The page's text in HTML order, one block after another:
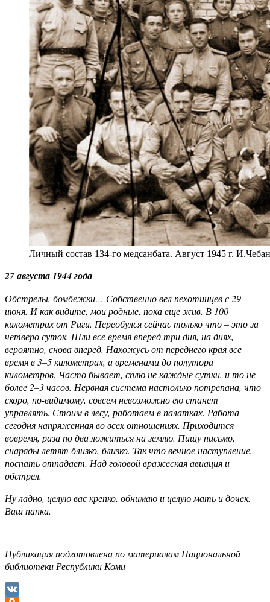
Личный состав 134-го медсанбата. Август 1945 г.
27 августа 1944 года
Обстрелы, бомбежки… Собственно вел пехотинцев с 29
июня. И как видите, мои родные, пока еще жив. В 100
километрах от Риги. Переобулся сейчас только что – это за
четверо суток. Шли все время вперед три дня, на днях,
вероятно, снова вперед. Нахожусь от переднего края все
время в 3–5 километрах, а временами до полутора
километров. Часто бывает, сплю не каждые сутки, и то не
более 2–3 часов. Нервная система настолько потрепана, что
скоро, по-видимому, совсем невозможно ею станет
управлять. Стоим в лесу, работаем в палатках. Работа
сегодня напряженная во всех отношениях. Приходится
вовремя, раза по два ложиться на землю. Пишу письмо,
снаряды летят близко, близко. Так что вечное наступление,
поспать отпадает. Над головой вражеская авиация и
обстрел.
Ну ладно, целую вас крепко, обнимаю и целую мать и дочек.
Ваш папка.
Публикация подготовленапо материалам Национальной
библиотеки Республики Коми